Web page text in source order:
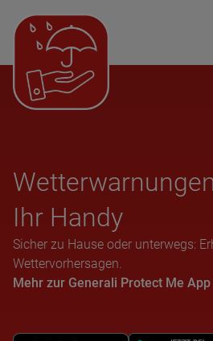
Ihr Handy
Sicher zu Hause oder unterwegs:
Wettervorhersagen.
Mehr zur Generali Protect Me App